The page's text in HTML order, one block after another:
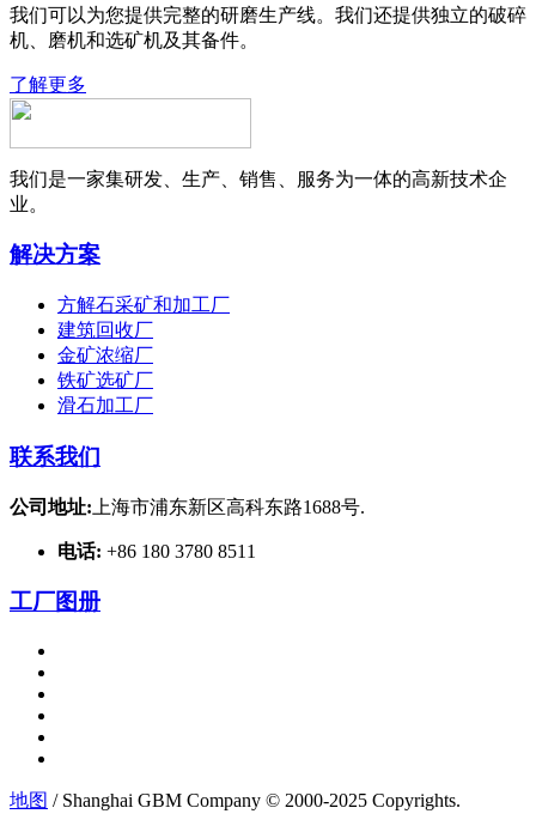
我们可以为您提供完整的研磨生产线。我们还提供独立的破碎
机、磨机和选矿机及其备件。
了解更多
我们是一家集研发、生产、销售、服务为一体的高新技术企
业。
解决方案
方解石采矿和加工厂
建筑回收厂
金矿浓缩厂
铁矿选矿厂
滑石加工厂
联系我们
公司地址: 上海市浦东新区高科东路1688号.
电话: +86 180 3780 8511
工厂图册
地图 / Shanghai GBM Company © 2000-2025 Copyrights.